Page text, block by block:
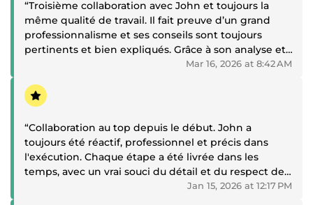
“Troisième collaboration avec John et toujours la
même qualité de travail. Il fait preuve d’un grand
professionnalisme et ses conseils sont toujours
pertinents et bien expliqués. Grâce à son analyse et
à ses recommandations, je me sens beaucoup plus
encore pour votre sérieux et votre disponibilité.”
Mar 16, 2026 at 8:42 AM
Positive review
“Collaboration au top depuis le début. John a
toujours été réactif, professionnel et précis dans
l'exécution. Chaque étape a été livrée dans les
temps, avec un vrai souci du détail et du respect des
standards shopify je recommande sans hésiter pour
Jan 15, 2026 at 12:17 PM